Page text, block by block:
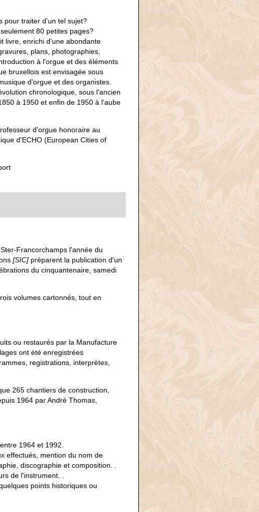
pour traiter d'un tel sujet?
80 petites pages?
livre, enrichi d'une abondante
plans, photographies,
à l'orgue et des éléments
bruxellois est envisagée sous
d'orgue et des organistes.
chronologique, sous l'ancien
à 1950 et enfin de 1950 à l'aube
d'orgue honoraire au
d'ECHO (European Cities of
Francorchamps l'année du
[SIC] préparent la publication d'un
du cinquantenaire, samedi
volumes cartonnés, tout en
ou restaurés par la Manufacture
ont été enregistrées
registrations, interprètes,
265 chantiers de construction,
1964 par André Thomas,
1964 et 1992.
effectués, mention du nom de
discographie et composition. .
de l'instrument. .
points historiques ou